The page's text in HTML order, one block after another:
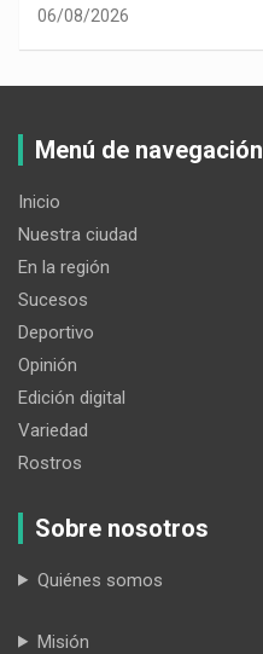
06/08/2026
Menú de navegación
Inicio
Nuestra ciudad
En la región
Sucesos
Deportivo
Opinión
Edición digital
Variedad
Rostros
Sobre nosotros
Quiénes somos
Misión